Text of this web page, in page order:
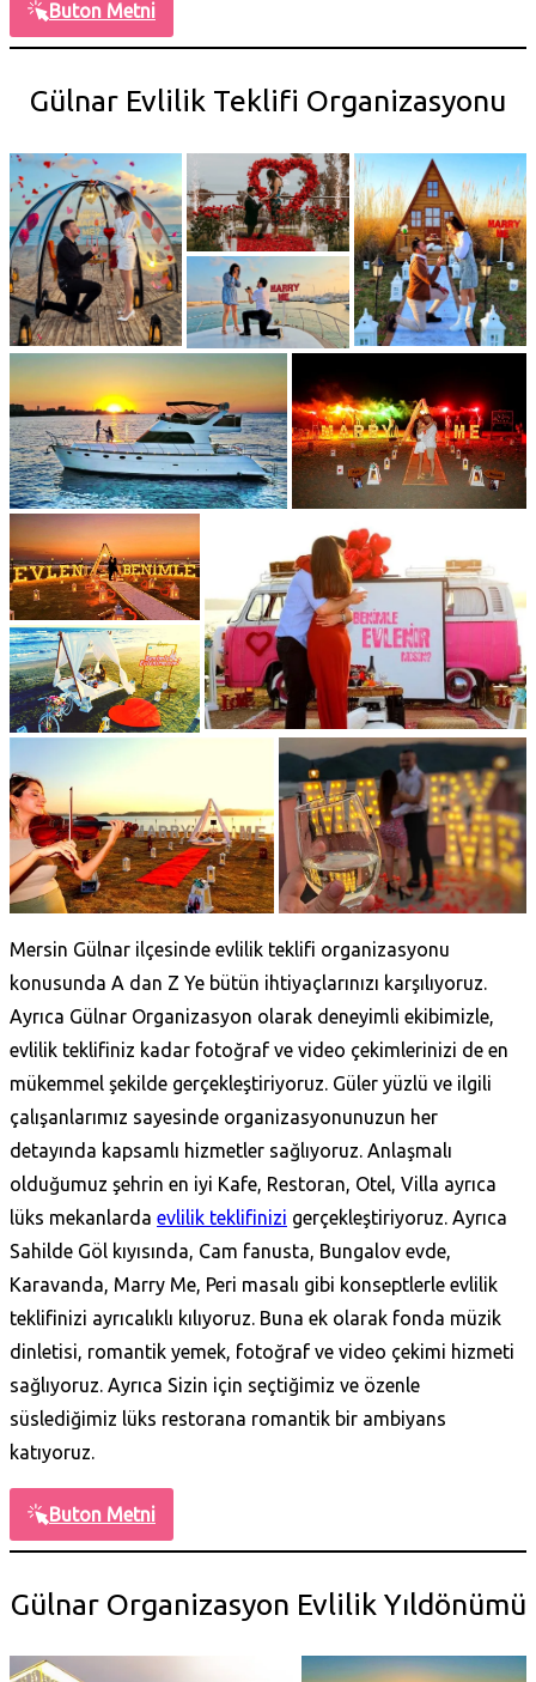
Buton Metni
Gülnar Evlilik Teklifi Organizasyonu
Mersin Gülnar ilçesinde evlilik teklifi organizasyonu
konusunda A dan Z Ye bütün ihtiyaçlarınızı karşılıyoruz.
Ayrıca Gülnar Organizasyon olarak deneyimli ekibimizle,
evlilik teklifiniz kadar fotoğraf ve video çekimlerinizi de en
mükemmel şekilde gerçekleştiriyoruz. Güler yüzlü ve ilgili
çalışanlarımız sayesinde organizasyonunuzun her
detayında kapsamlı hizmetler sağlıyoruz. Anlaşmalı
olduğumuz şehrin en iyi Kafe, Restoran, Otel, Villa ayrıca
lüks mekanlarda evlilik teklifinizi gerçekleştiriyoruz. Ayrıca
Sahilde Göl kıyısında, Cam fanusta, Bungalov evde,
Karavanda, Marry Me, Peri masalı gibi konseptlerle evlilik
teklifinizi ayrıcalıklı kılıyoruz. Buna ek olarak fonda müzik
dinletisi, romantik yemek, fotoğraf ve video çekimi hizmeti
sağlıyoruz. Ayrıca Sizin için seçtiğimiz ve özenle
süslediğimiz lüks restorana romantik bir ambiyans
katıyoruz.
Buton Metni
Gülnar Organizasyon Evlilik Yıldönümü